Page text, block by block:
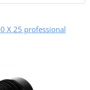
X 25 professional